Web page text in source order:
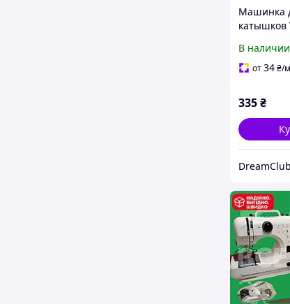
Машинка
катышков
и мебели
сеткой
В наличии
от34₴/
335₴
DreamClub